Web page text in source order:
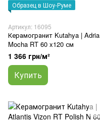
Образец в Шоу-Руме
Артикул: 16095
Керамогранит Kutahya | Adria
Mocha RT 60 x120 см
1 366 грн/м²
Купить